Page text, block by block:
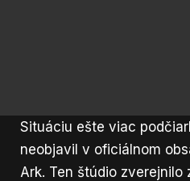
Situáciu ešte viac
neobjavil v oficiálnom
Ark. Ten štúdio zverejnilo